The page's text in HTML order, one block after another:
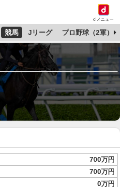
dメニュー
競馬 Jリーグ プロ野球（2軍）
700万円
700万円
0万円